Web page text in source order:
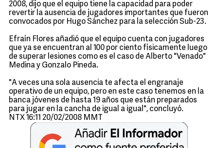
2008, dijo que el equipo tiene la capacidad para poder
revertir la ausencia de jugadores importantes que fueron
convocados por Hugo Sánchez para la selección Sub-23.
Efraín Flores añadió que el equipo cuenta con jugadores
que ya se encuentran al 100 por ciento físicamente luego
de superar lesiones como es el caso de Alberto "Venado"
Medina y Gonzalo Pineda.
"A veces una sola ausencia te afecta el engranaje
operativo de un equipo, pero en este caso tenemos en la
banca jóvenes de hasta 19 años que están preparados
para jugar en la cancha de igual a igual", concluyó.
NTX 16:11 20/02/2008 MMT